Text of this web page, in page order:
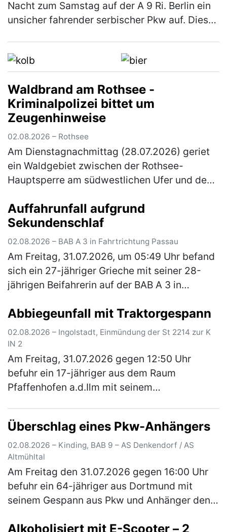
Nacht zum Samstag auf der A 9 Ri. Berlin ein
unsicher fahrender serbischer Pkw auf. Dieser
Waldbrand am Rothsee -
Kriminalpolizei bittet um
Zeugenhinweise
02.08.2026 – Rothsee
Am Dienstagnachmittag (28.07.2026) geriet
ein Waldgebiet zwischen der Rothsee-
Hauptsperre am südwestlichen Ufer und dem
Kriminalpolizei Schwabach hat die
Ermittlungen zu…(mehr)
Auffahrunfall aufgrund
Sekundenschlaf
02.08.2026 – BAB A 3 in Fahrtrichtung Passau
Am Freitag, 31.07.2026, um 05:49 Uhr befand
sich ein 27-jähriger Grieche mit seiner 28-
jährigen Beifahrerin auf der BAB A 3 in
der Anschlussstelle Wörth-O…(mehr)
Abbiegeunfall mit Traktorgespann
02.08.2026 – Ingolstadt, Einmündung der St 2214 zur K
IN 2
Am Freitag, 31.07.2026 gegen 12:50 Uhr
befuhr ein 17-jähriger aus dem Raum
Pfaffenhofen a.d.Ilm mit seinem
von Irgert…(mehr)
Überschlag eines Pkw-Anhängers
02.08.2026 – Kinding, BAB 9 – AS Denkendorf / AS
Altmühltal
Am Freitag den 31.07.2026 gegen 16:00 Uhr
befuhr ein 64-jähriger aus Dortmund mit
seinem Gespann aus Pkw und Anhänger den
Der Anhänger selbst war mit ei…(mehr)
Alkoholisiert mit E-Scooter – 2